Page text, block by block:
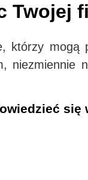
Twojej
którzy
niezmiennie
się